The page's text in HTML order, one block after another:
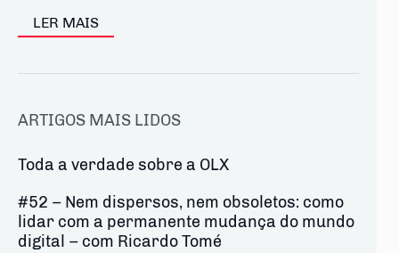
LER MAIS
ARTIGOS MAIS LIDOS
Toda a verdade sobre a OLX
#52 – Nem dispersos, nem obsoletos: como
lidar com a permanente mudança do mundo
digital – com Ricardo Tomé